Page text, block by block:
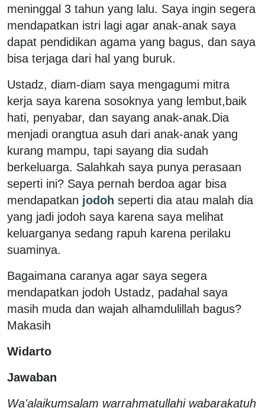
meninggal 3 tahun yang lalu. Saya ingin segera
mendapatkan istri lagi agar anak-anak saya
dapat pendidikan agama yang bagus, dan saya
bisa terjaga dari hal yang buruk.
Ustadz, diam-diam saya mengagumi mitra
kerja saya karena sosoknya yang lembut,baik
hati, penyabar, dan sayang anak-anak.Dia
menjadi orangtua asuh dari anak-anak yang
kurang mampu, tapi sayang dia sudah
berkeluarga. Salahkah saya punya perasaan
seperti ini? Saya pernah berdoa agar bisa
mendapatkan jodoh seperti dia atau malah dia
yang jadi jodoh saya karena saya melihat
keluarganya sedang rapuh karena perilaku
suaminya.
Bagaimana caranya agar saya segera
mendapatkan jodoh Ustadz, padahal saya
masih muda dan wajah alhamdulillah bagus?
Makasih
Widarto
Jawaban
Wa'alaikumsalam warrahmatullahi wabarakatuh